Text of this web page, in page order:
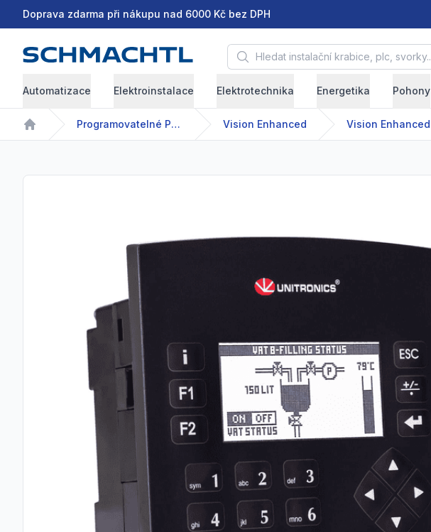
Doprava zdarma při nákupu nad 6000 Kč bez DPH
Hledat instalační krabice, plc, svorky...
Automatizace Elektroinstalace Elektrotechnika Energetika Pohony
Home
Programovatelné PLC Vision Enhanced